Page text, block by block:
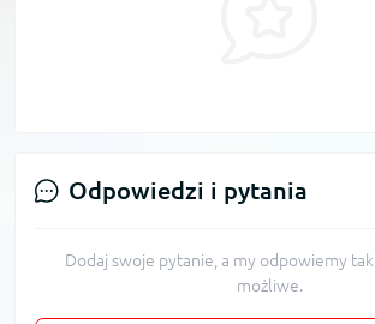
Odpowiedzi i pytania
Dodaj swoje pytanie, a my odpowiemy
możliwe.